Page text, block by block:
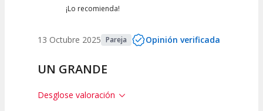
¡Lo recomienda!
13 Octubre 2025 Pareja Opinión verificada
UN GRANDE
Desglose valoración